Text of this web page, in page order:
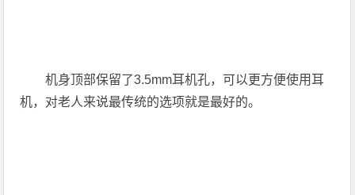
机身顶部保留了3.5mm耳机孔，可以更方便使用耳
机，对老人来说最传统的选项就是最好的。